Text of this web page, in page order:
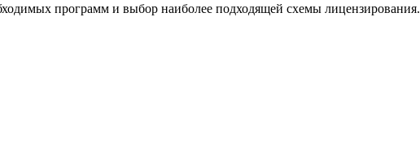
программ и выбор наиболее подходящей схемы лицензирования.